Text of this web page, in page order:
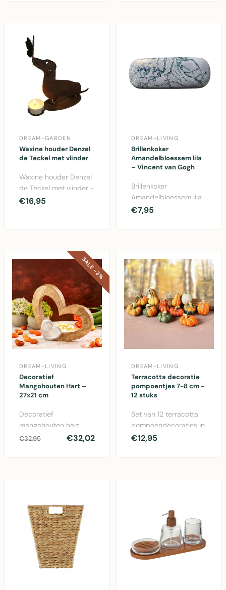
DREAM-GARDEN
Waxine houder Denzel
de Teckel met vlinder
Waxine houder Denzel
de Teckel met vlinder -
Handgemaakte
€16,95
DREAM-LIVING
Brillenkoker
Amandelbloessem lila
– Vincent van Gogh
Brillenkoker
Amandelbloessem lila
geïnspireerd op
€7,95
SALE -3%
DREAM-LIVING
Decoratief
Mangohouten Hart –
27x21 cm
Decoratief
mangohouten hart
27x21 cm met
€32,95 €32,02
DREAM-LIVING
Terracotta decoratie
pompoentjes 7-8 cm -
12 stuks
Set van 12 terracotta
pompoendecoraties in
natuurlijke kleuren, elk
€12,95